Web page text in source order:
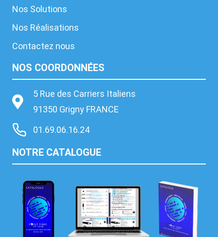
Nos Solutions
Nos Réalisations
Contactez nous
NOS COORDONNÉES
5 Rue des Carriers Italiens
91350 Grigny FRANCE
01.69.06.16.24
NOTRE CATALOGUE